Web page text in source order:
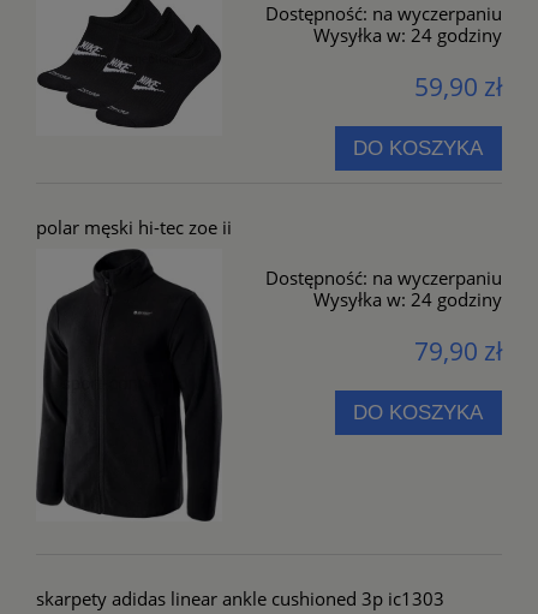
Dostępność: na wyczerpaniu
Wysyłka w: 24 godziny
59,90 zł
DO KOSZYKA
polar męski hi-tec zoe ii
Dostępność: na wyczerpaniu
Wysyłka w: 24 godziny
79,90 zł
DO KOSZYKA
skarpety adidas linear ankle cushioned 3p ic1303